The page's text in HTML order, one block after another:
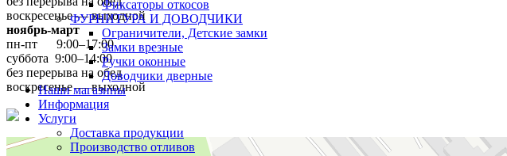
Фиксаторы откосов
ФУРНИТУРА И ДОВОДЧИКИ
Ограничители, Детские замки
Замки врезные
Ручки оконные
Доводчики дверные
Наши магазины
Информация
Услуги
Доставка продукции
Производство отливов
воскресенье — выходной
ноябрь-март
пн-пт 9:00–17:00
суббота 9:00–14:00
без перерыва на обед
воскресенье — выходной